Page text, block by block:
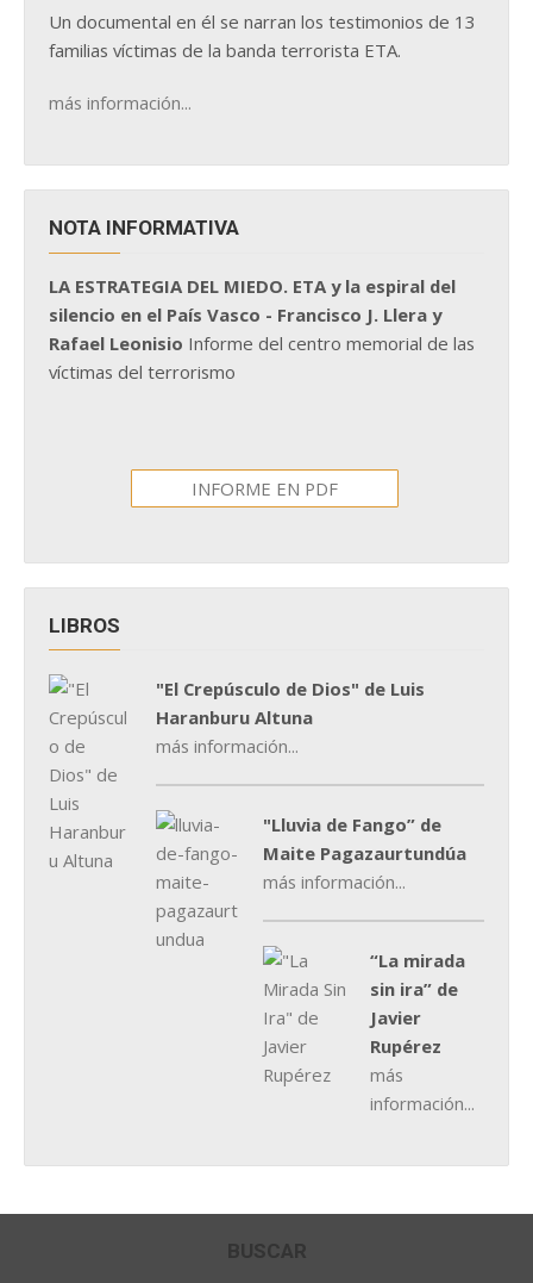
Un documental en él se narran los testimonios de 13
familias víctimas de la banda terrorista ETA.
más información...
NOTA INFORMATIVA
LA ESTRATEGIA DEL MIEDO. ETA y la espiral del
silencio en el País Vasco - Francisco J. Llera y
Rafael Leonisio Informe del centro memorial de las
víctimas del terrorismo
INFORME EN PDF
LIBROS
"El Crepúsculo de Dios" de Luis
Haranburu Altuna
más información...
"Lluvia de Fango” de
Maite Pagazaurtundúa
más información...
“La mirada
sin ira” de
Javier
Rupérez
más
información...
BUSCAR